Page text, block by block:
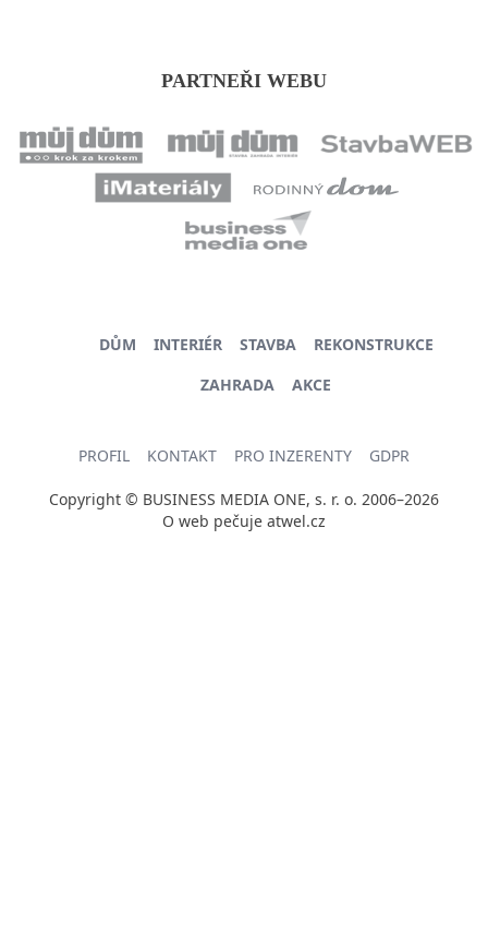
PARTNEŘI WEBU
DŮM INTERIÉR STAVBA
REKONSTRUKCE
ZAHRADA
AKCE
PROFIL KONTAKT PRO INZERENTY GDPR
Copyright © BUSINESS MEDIA ONE, s. r. o. 2006–2026